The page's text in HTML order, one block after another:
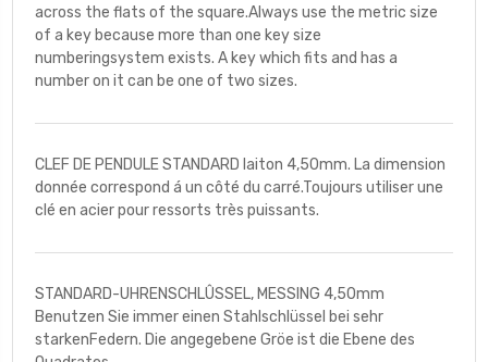
across the flats of the square.Always use the metric size
of a key because more than one key size
numberingsystem exists. A key which fits and has a
number on it can be one of two sizes.
CLEF DE PENDULE STANDARD laiton 4,50mm. La dimension
donnée correspond á un côté du carré.Toujours utiliser une
clé en acier pour ressorts très puissants.
STANDARD-UHRENSCHLÛSSEL, MESSING 4,50mm
Benutzen Sie immer einen Stahlschlüssel bei sehr
starkenFedern. Die angegebene Gröe ist die Ebene des